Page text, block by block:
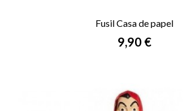
Fusil Casa de papel
Prix
9,90 €